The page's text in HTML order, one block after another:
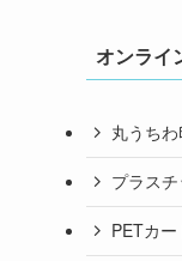
オンライ
丸うち
プラス
PETカ